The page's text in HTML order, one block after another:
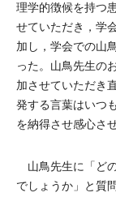
理学的徴候を持つ
せていただき，学
加し，学会での山
った。山鳥先生の
加させていただき
発する言葉はいつ
を納得させ感心さ
山鳥先生に「ど
でしょうか」と質